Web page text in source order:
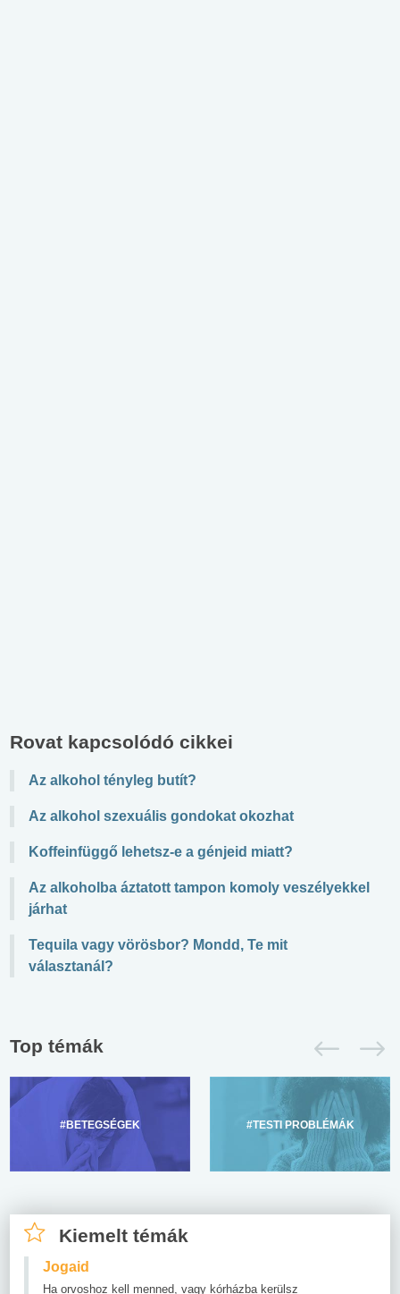
Rovat kapcsolódó cikkei
Az alkohol tényleg butít?
Az alkohol szexuális gondokat okozhat
Koffeinfüggő lehetsz-e a génjeid miatt?
Az alkoholba áztatott tampon komoly veszélyekkel
járhat
Tequila vagy vörösbor? Mondd, Te mit
választanál?
Top témák
#BETEGSÉGEK #TESTI PROBLÉMÁK
Kiemelt témák
Jogaid
Ha orvoshoz kell menned, vagy kórházba kerülsz